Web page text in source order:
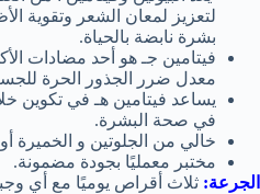
لتعزيز لمعان الشعر وتقوية
بشرة نابضة بالحياة.
فيتامين جـ هو أحد مضادات
معدل ضرر الجذور الحرة
يساعد فيتامين هـ في تكوين
في صحة البشرة.
خالي من الجلوتين و الخميرة
مختبر معمليًا بجودة مضمونة.
الجرعة: ثلاث أقراص يوميًا مع أي